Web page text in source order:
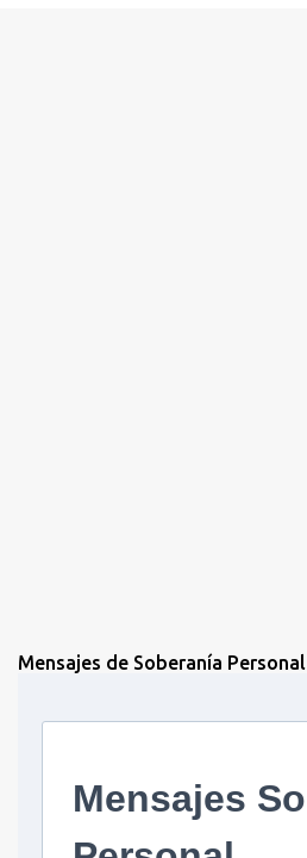
Mensajes de Soberanía Personal